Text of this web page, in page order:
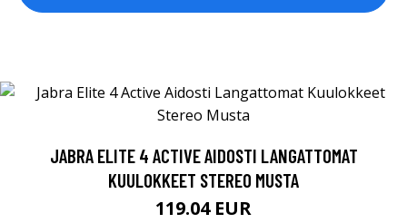
JABRA ELITE 4 ACTIVE AIDOSTI LANGATTOMAT
KUULOKKEET STEREO MUSTA
119.04 EUR